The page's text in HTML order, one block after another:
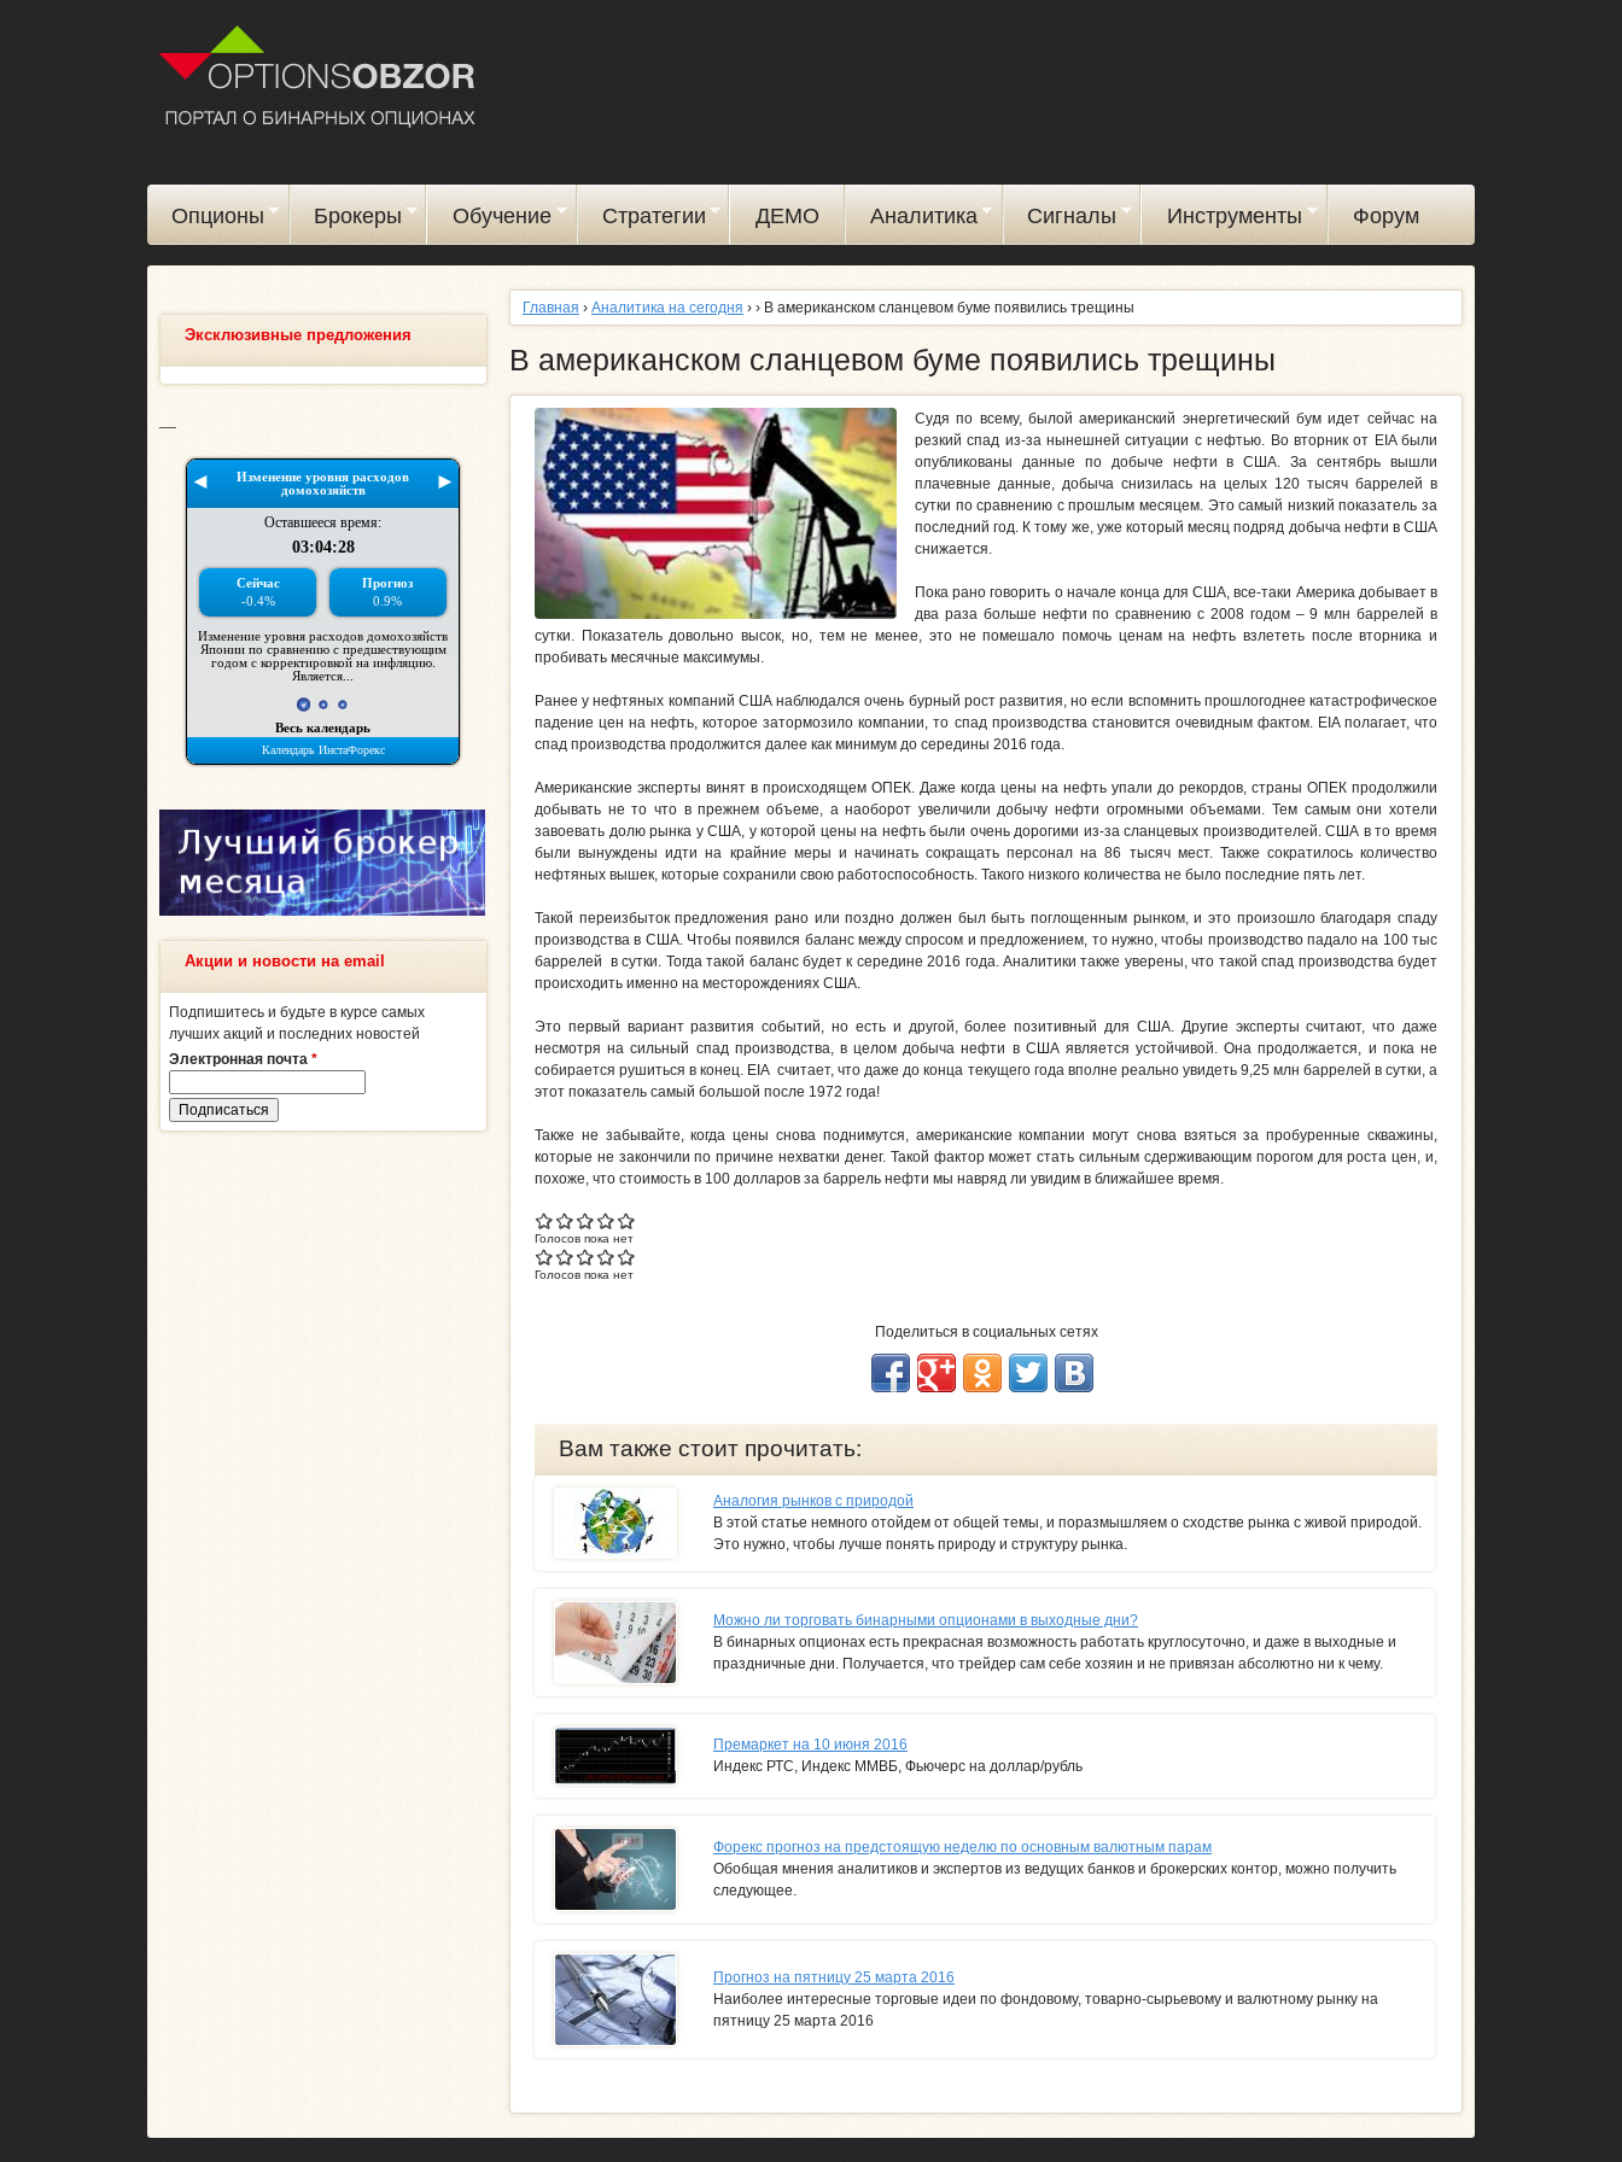
Опционы Брокеры Обучение Стратегии ДЕМО Аналитика Сигналы Инструменты Форум
Главная › Аналитика на сегодня › › В американском сланцевом буме появились трещины
В американском сланцевом буме появились трещины
Судя по всему, былой американский энергетический бум идет сейчас на
резкий спад из-за нынешней ситуации с нефтью. Во вторник от EIA были
опубликованы данные по добыче нефти в США. За сентябрь вышли
плачевные данные, добыча снизилась на целых 120 тысяч баррелей в
сутки по сравнению с прошлым месяцем. Это самый низкий показатель за
последний год. К тому же, уже который месяц подряд добыча нефти в США
снижается.
Пока рано говорить о начале конца для США, все-таки Америка добывает в
два раза больше нефти по сравнению с 2008 годом – 9 млн баррелей в
сутки. Показатель довольно высок, но, тем не менее, это не помешало помочь ценам на нефть взлететь после вторника и
пробивать месячные максимумы.
Ранее у нефтяных компаний США наблюдался очень бурный рост развития, но если вспомнить прошлогоднее катастрофическое
падение цен на нефть, которое затормозило компании, то спад производства становится очевидным фактом. EIA полагает, что
спад производства продолжится далее как минимум до середины 2016 года.
Американские эксперты винят в происходящем ОПЕК. Даже когда цены на нефть упали до рекордов, страны ОПЕК продолжили
добывать не то что в прежнем объеме, а наоборот увеличили добычу нефти огромными объемами. Тем самым они хотели
завоевать долю рынка у США, у которой цены на нефть были очень дорогими из-за сланцевых производителей. США в то время
были вынуждены идти на крайние меры и начинать сокращать персонал на 86 тысяч мест. Также сократилось количество
нефтяных вышек, которые сохранили свою работоспособность. Такого низкого количества не было последние пять лет.
Такой переизбыток предложения рано или поздно должен был быть поглощенным рынком, и это произошло благодаря спаду
производства в США. Чтобы появился баланс между спросом и предложением, то нужно, чтобы производство падало на 100 тыс
баррелей в сутки. Тогда такой баланс будет к середине 2016 года. Аналитики также уверены, что такой спад производства будет
происходить именно на месторождениях США.
Это первый вариант развития событий, но есть и другой, более позитивный для США. Другие эксперты считают, что даже
несмотря на сильный спад производства, в целом добыча нефти в США является устойчивой. Она продолжается, и пока не
собирается рушиться в конец. EIA считает, что даже до конца текущего года вполне реально увидеть 9,25 млн баррелей в сутки, а
этот показатель самый большой после 1972 года!
Также не забывайте, когда цены снова поднимутся, американские компании могут снова взяться за пробуренные скважины,
которые не закончили по причине нехватки денег. Такой фактор может стать сильным сдерживающим порогом для роста цен, и,
похоже, что стоимость в 100 долларов за баррель нефти мы навряд ли увидим в ближайшее время.
Голосов пока нет
Голосов пока нет
Поделиться в социальных сетях
Вам также стоит прочитать:
Аналогия рынков с природой
В этой статье немного отойдем от общей темы, и поразмышляем о сходстве рынка с живой природой.
Это нужно, чтобы лучше понять природу и структуру рынка.
Можно ли торговать бинарными опционами в выходные дни?
В бинарных опционах есть прекрасная возможность работать круглосуточно, и даже в выходные и
праздничные дни. Получается, что трейдер сам себе хозяин и не привязан абсолютно ни к чему.
Премаркет на 10 июня 2016
Индекс РТС, Индекс ММВБ, Фьючерс на доллар/рубль
Форекс прогноз на предстоящую неделю по основным валютным парам
Обобщая мнения аналитиков и экспертов из ведущих банков и брокерских контор, можно получить
следующее.
Прогноз на пятницу 25 марта 2016
Наиболее интересные торговые идеи по фондовому, товарно-сырьевому и валютному рынку на
пятницу 25 марта 2016
Эксклюзивные предложения
Акции и новости на email
Подпишитесь и будьте в курсе самых
лучших акций и последних новостей
Электронная почта *